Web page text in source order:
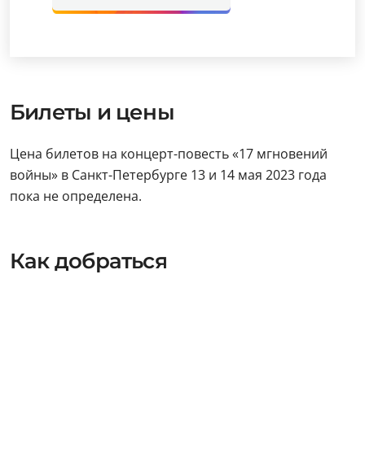
Билеты и цены
Цена билетов на концерт-повесть «17 мгновений
войны» в Санкт-Петербурге 13 и 14 мая 2023 года
пока не определена.
Как добраться